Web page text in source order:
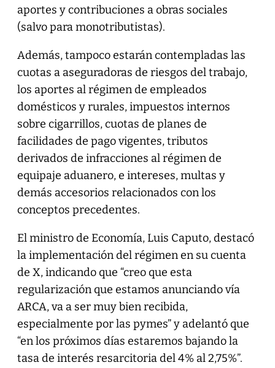
aportes y contribuciones a obras sociales
(salvo para monotributistas).
Además, tampoco estarán contempladas las
cuotas a aseguradoras de riesgos del trabajo,
los aportes al régimen de empleados
domésticos y rurales, impuestos internos
sobre cigarrillos, cuotas de planes de
facilidades de pago vigentes, tributos
derivados de infracciones al régimen de
equipaje aduanero, e intereses, multas y
demás accesorios relacionados con los
conceptos precedentes.
El ministro de Economía, Luis Caputo, destacó
la implementación del régimen en su cuenta
de X, indicando que “creo que esta
regularización que estamos anunciando vía
ARCA, va a ser muy bien recibida,
especialmente por las pymes” y adelantó que
“en los próximos días estaremos bajando la
tasa de interés resarcitoria del 4% al 2,75%”.